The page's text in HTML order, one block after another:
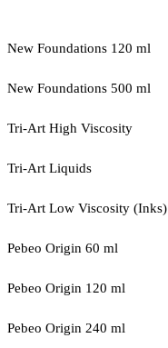
New Foundations 120 ml
New Foundations 500 ml
Tri-Art High Viscosity
Tri-Art Liquids
Tri-Art Low Viscosity (Inks)
Pebeo Origin 60 ml
Pebeo Origin 120 ml
Pebeo Origin 240 ml